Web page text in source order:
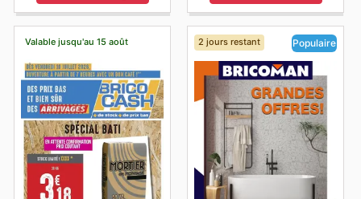
Valable jusqu'au 15 août 2 jours restant Populaire